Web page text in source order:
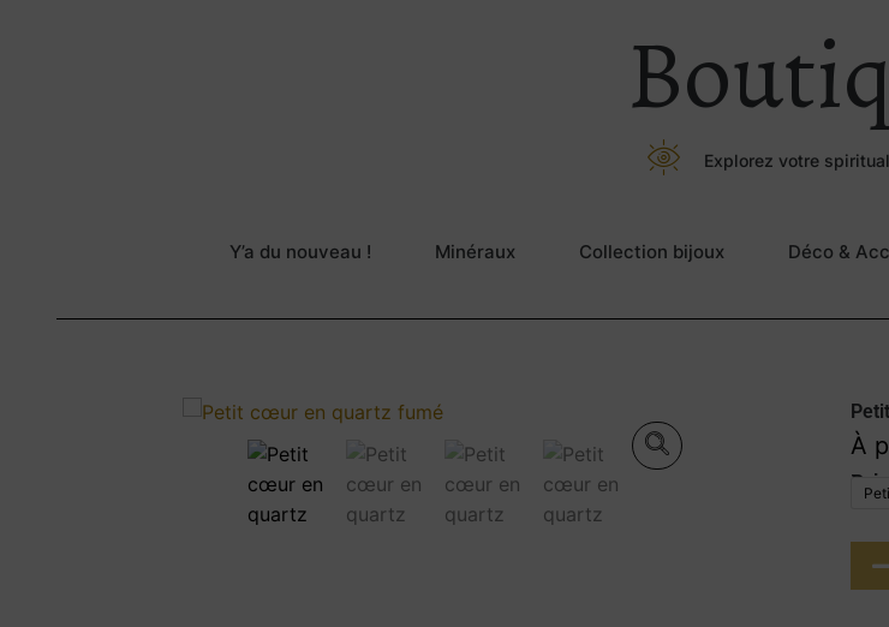
Explorez votre
Y’a du nouveau ! Minéraux Collection bijoux Déco &
À